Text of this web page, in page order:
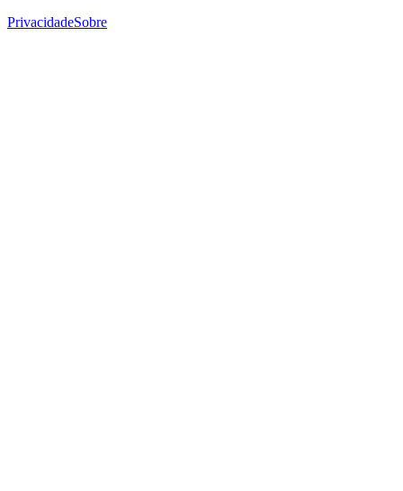
PrivacidadeSobre